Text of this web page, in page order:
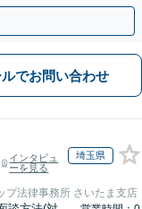
ださい。
ルでお問い合わせ
インタビュ
ーを見る
埼玉県
プ法律事務所 さいたま支店